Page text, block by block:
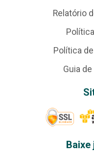
Relatório
Política
Guia
Baixe